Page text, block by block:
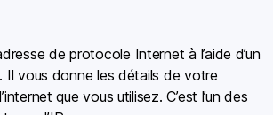
de protocole Internet à l’aide d’un
Il vous donne les détails de votre
que vous utilisez. C’est l’un des